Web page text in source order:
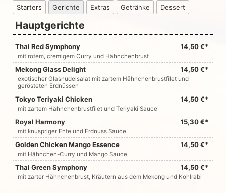
Starters Gerichte Extras Getränke Dessert
Hauptgerichte
Thai Red Symphony 14,50 €*
mit rotem, cremigem Curry und Hähnchenbrust
Mekong Glass Delight 14,50 €*
exotischer Glasnudelsalat mit zartem Hähnchenbrustfilet und
gerösteten Erdnüssen
Tokyo Teriyaki Chicken 14,50 €*
mit zartem Hähnchenbrustfilet und Teriyaki Sauce
Royal Harmony 15,30 €*
mit knuspriger Ente und Erdnuss Sauce
Golden Chicken Mango Essence 14,50 €*
mit Hähnchen-Curry und Mango Sauce
Thai Green Symphony 14,50 €*
mit zarter Hähnchenbrust, Kräutern aus dem Mekong und Kohlrabi